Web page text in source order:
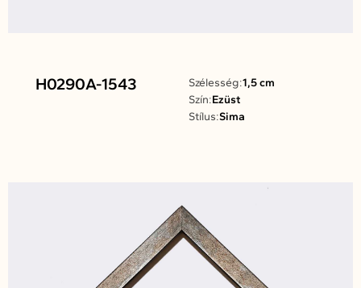
H0290A-1543 Szélesség:1,5 cm
Szín:Ezüst
Stílus:Sima